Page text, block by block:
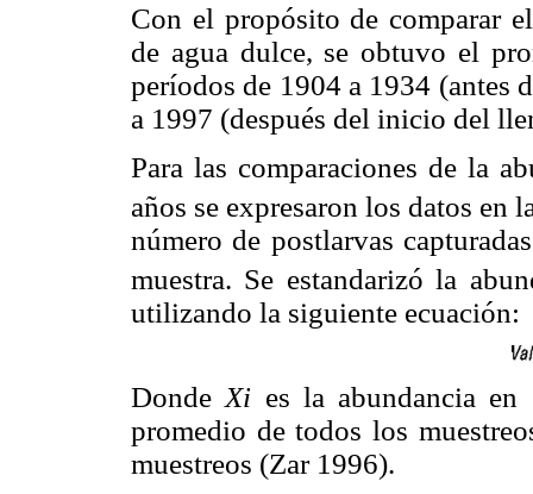
Con el propósito de comparar
de agua dulce, se obtuvo el
períodos de 1904 a 1934 (antes
a 1997 (después del inicio del
Para las comparaciones de la
años se expresaron los datos en
número de postlarvas
muestra. Se estandarizó la
utilizando la siguiente ecuación:
Donde Xi es la abundancia
promedio de todos los
muestreos (Zar 1996).